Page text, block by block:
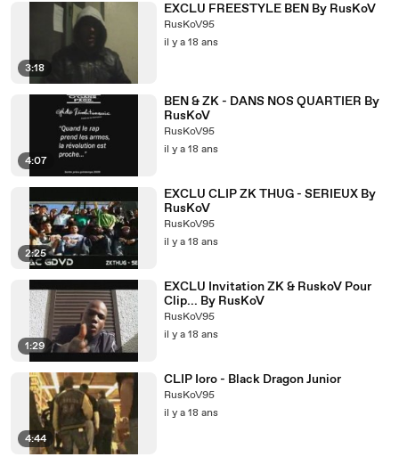
3:18
EXCLU FREESTYLE BEN By RusKoV
RusKoV95
il y a 18 ans
4:07
BEN & ZK - DANS NOS QUARTIER By
RusKoV
RusKoV95
il y a 18 ans
2:25
EXCLU CLIP ZK THUG - SERIEUX By
RusKoV
RusKoV95
il y a 18 ans
1:29
EXCLU Invitation ZK & RuskoV Pour
Clip... By RusKoV
RusKoV95
il y a 18 ans
4:44
CLIP Ioro - Black Dragon Junior
RusKoV95
il y a 18 ans